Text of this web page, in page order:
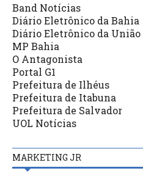
Band Notícias
Diário Eletrônico da Bahia
Diário Eletrônico da União
MP Bahia
O Antagonista
Portal G1
Prefeitura de Ilhéus
Prefeitura de Itabuna
Prefeitura de Salvador
UOL Notícias
MARKETING JR